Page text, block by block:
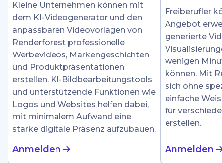
Kleine Unternehmen können mit
dem KI-Videogenerator und den
anpassbaren Videovorlagen von
Renderforest professionelle
Werbevideos, Markengeschichten
und Produktpräsentationen
erstellen. KI-Bildbearbeitungstools
und unterstützende Funktionen wie
Logos und Websites helfen dabei,
mit minimalem Aufwand eine
starke digitale Präsenz aufzubauen.
Anmelden
Freiberufler
Angebot
generierte
wenigen
können. Mit
sich ohne
einfache
für
erstellen.
Anmelden